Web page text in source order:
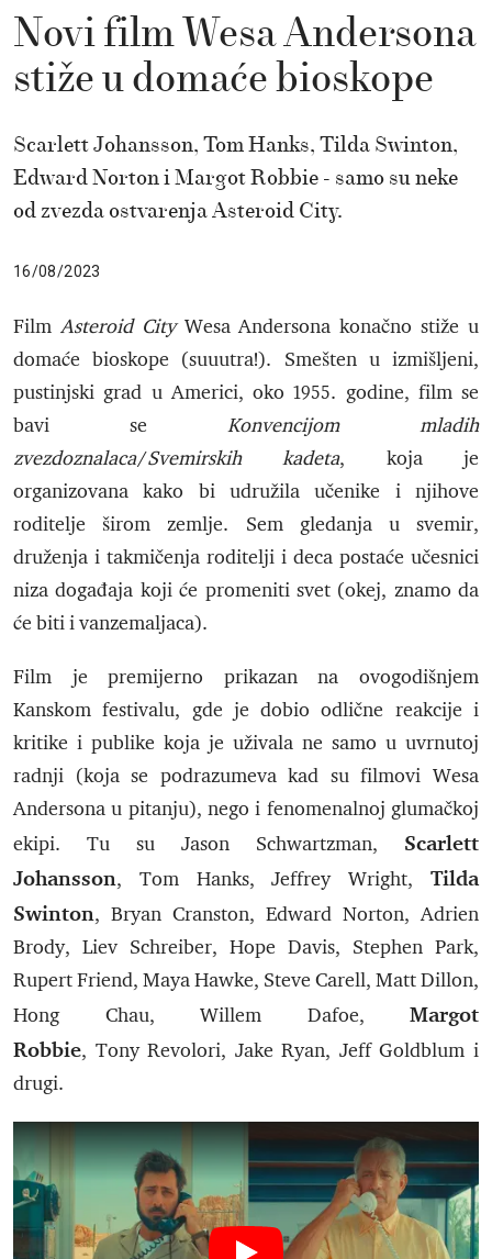
Novi film Wesa Andersona
stiže u domaće bioskope
Scarlett Johansson, Tom Hanks, Tilda Swinton,
Edward Norton i Margot Robbie - samo su neke
od zvezda ostvarenja Asteroid City.
16/08/2023
Film Asteroid CityWesa Andersona konačno stiže u
domaće bioskope (suuutra!). Smešten u izmišljeni,
pustinjski grad u Americi, oko 1955. godine, film se
bavi se Konvencijom mladih
zvezdoznalaca/Svemirskih kadeta, koja je
organizovana kako bi udružila učenike i njihove
roditelje širom zemlje. Sem gledanja u svemir,
druženja i takmičenja roditelji i deca postaće učesnici
niza događaja koji će promeniti svet (okej, znamo da
će biti i vanzemaljaca).
Film je premijerno prikazan na ovogodišnjem
Kanskom festivalu, gde je dobio odlične reakcije i
kritike i publike koja je uživala ne samo u uvrnutoj
radnji (koja se podrazumeva kad su filmovi Wesa
Andersona u pitanju), nego i fenomenalnoj glumačkoj
ekipi. Tu su Jason Schwartzman, Scarlett
Johansson, Tom Hanks, Jeffrey Wright, Tilda
Swinton, Bryan Cranston, Edward Norton, Adrien
Brody, Liev Schreiber, Hope Davis, Stephen Park,
Rupert Friend, Maya Hawke, Steve Carell, Matt Dillon,
Hong Chau, Willem Dafoe, Margot
Robbie, Tony Revolori, Jake Ryan, Jeff Goldblum i
drugi.